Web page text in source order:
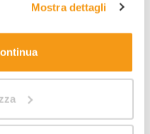
nostra informativa
Mostra dettagli
Team organisiert
für die ganz